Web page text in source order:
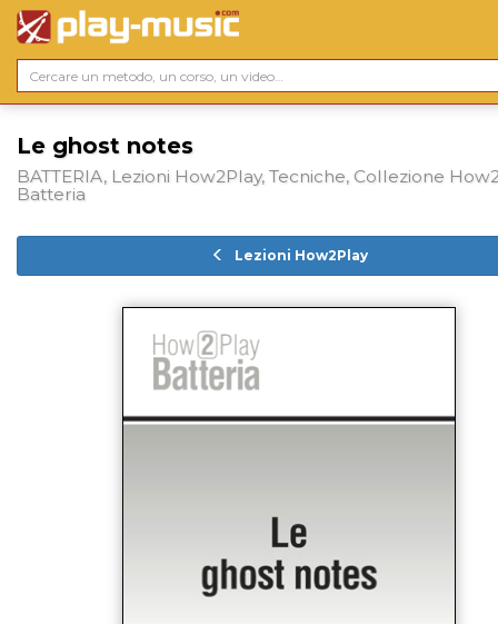
Le ghost notes
BATTERIA, Lezioni How2Play, Tecniche, Collezione
Batteria
Lezioni How2Play